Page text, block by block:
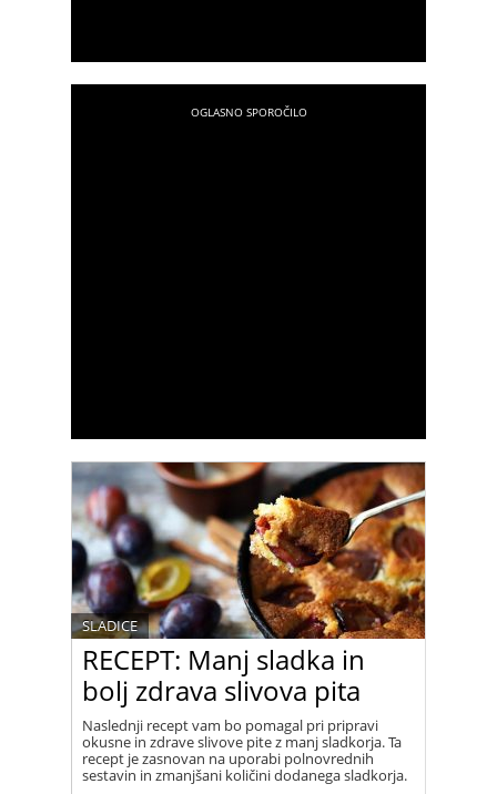
RECEPT: Manj sladka in
bolj zdrava slivova pita
SLADICE
Naslednji recept vam bo pomagal pri pripravi
okusne in zdrave slivove pite z manj sladkorja. Ta
recept je zasnovan na uporabi polnovrednih
sestavin in zmanjšani količini dodanega sladkorja.